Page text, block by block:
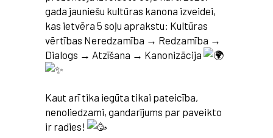
gada jauniešu kultūras kanona izveidei,
kas ietvēra 5 soļu aprakstu: Kultūras
vērtības Neredzamība → Redzamība →
Dialogs → Atzīšana → Kanonizācija
Kaut arī tika iegūta tikai pateicība,
nenoliedzami, gandarījums par paveikto
ir radies!